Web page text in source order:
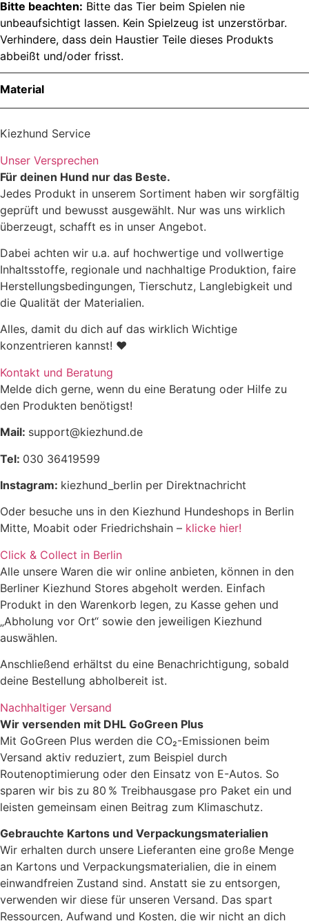
Bitte beachten: Bitte das Tier beim Spielen nie
unbeaufsichtigt lassen. Kein Spielzeug ist unzerstörbar.
Verhindere, dass dein Haustier Teile dieses Produkts
abbeißt und/oder frisst.
Material
Pflegehinweis
Kiezhund Service
Unser Versprechen
Für deinen Hund nur das Beste.
Jedes Produkt in unserem Sortiment haben wir sorgfältig
geprüft und bewusst ausgewählt. Nur was uns wirklich
überzeugt, schafft es in unser Angebot.
Dabei achten wir u.a. auf hochwertige und vollwertige
Inhaltsstoffe, regionale und nachhaltige Produktion, faire
Herstellungsbedingungen, Tierschutz, Langlebigkeit und
die Qualität der Materialien.
Alles, damit du dich auf das wirklich Wichtige
konzentrieren kannst! ♥
Kontakt und Beratung
Melde dich gerne, wenn du eine Beratung oder Hilfe zu
den Produkten benötigst!
Mail: support@kiezhund.de
Tel: 030 36419599
Instagram: kiezhund_berlin per Direktnachricht
Oder besuche uns in den Kiezhund Hundeshops in Berlin
Mitte, Moabit oder Friedrichshain – klicke hier!
Click & Collect in Berlin
Alle unsere Waren die wir online anbieten, können in den
Berliner Kiezhund Stores abgeholt werden. Einfach
Produkt in den Warenkorb legen, zu Kasse gehen und
„Abholung vor Ort“ sowie den jeweiligen Kiezhund
auswählen.
Anschließend erhältst du eine Benachrichtigung, sobald
deine Bestellung abholbereit ist.
Nachhaltiger Versand
Wir versenden mit DHL GoGreen Plus
Mit GoGreen Plus werden die CO₂-Emissionen beim
Versand aktiv reduziert, zum Beispiel durch
Routenoptimierung oder den Einsatz von E-Autos. So
sparen wir bis zu 80 % Treibhausgase pro Paket ein und
leisten gemeinsam einen Beitrag zum Klimaschutz.
Gebrauchte Kartons und Verpackungsmaterialien
Wir erhalten durch unsere Lieferanten eine große Menge
an Kartons und Verpackungsmaterialien, die in einem
einwandfreien Zustand sind. Anstatt sie zu entsorgen,
verwenden wir diese für unseren Versand. Das spart
Ressourcen, Aufwand und Kosten, die wir nicht an dich